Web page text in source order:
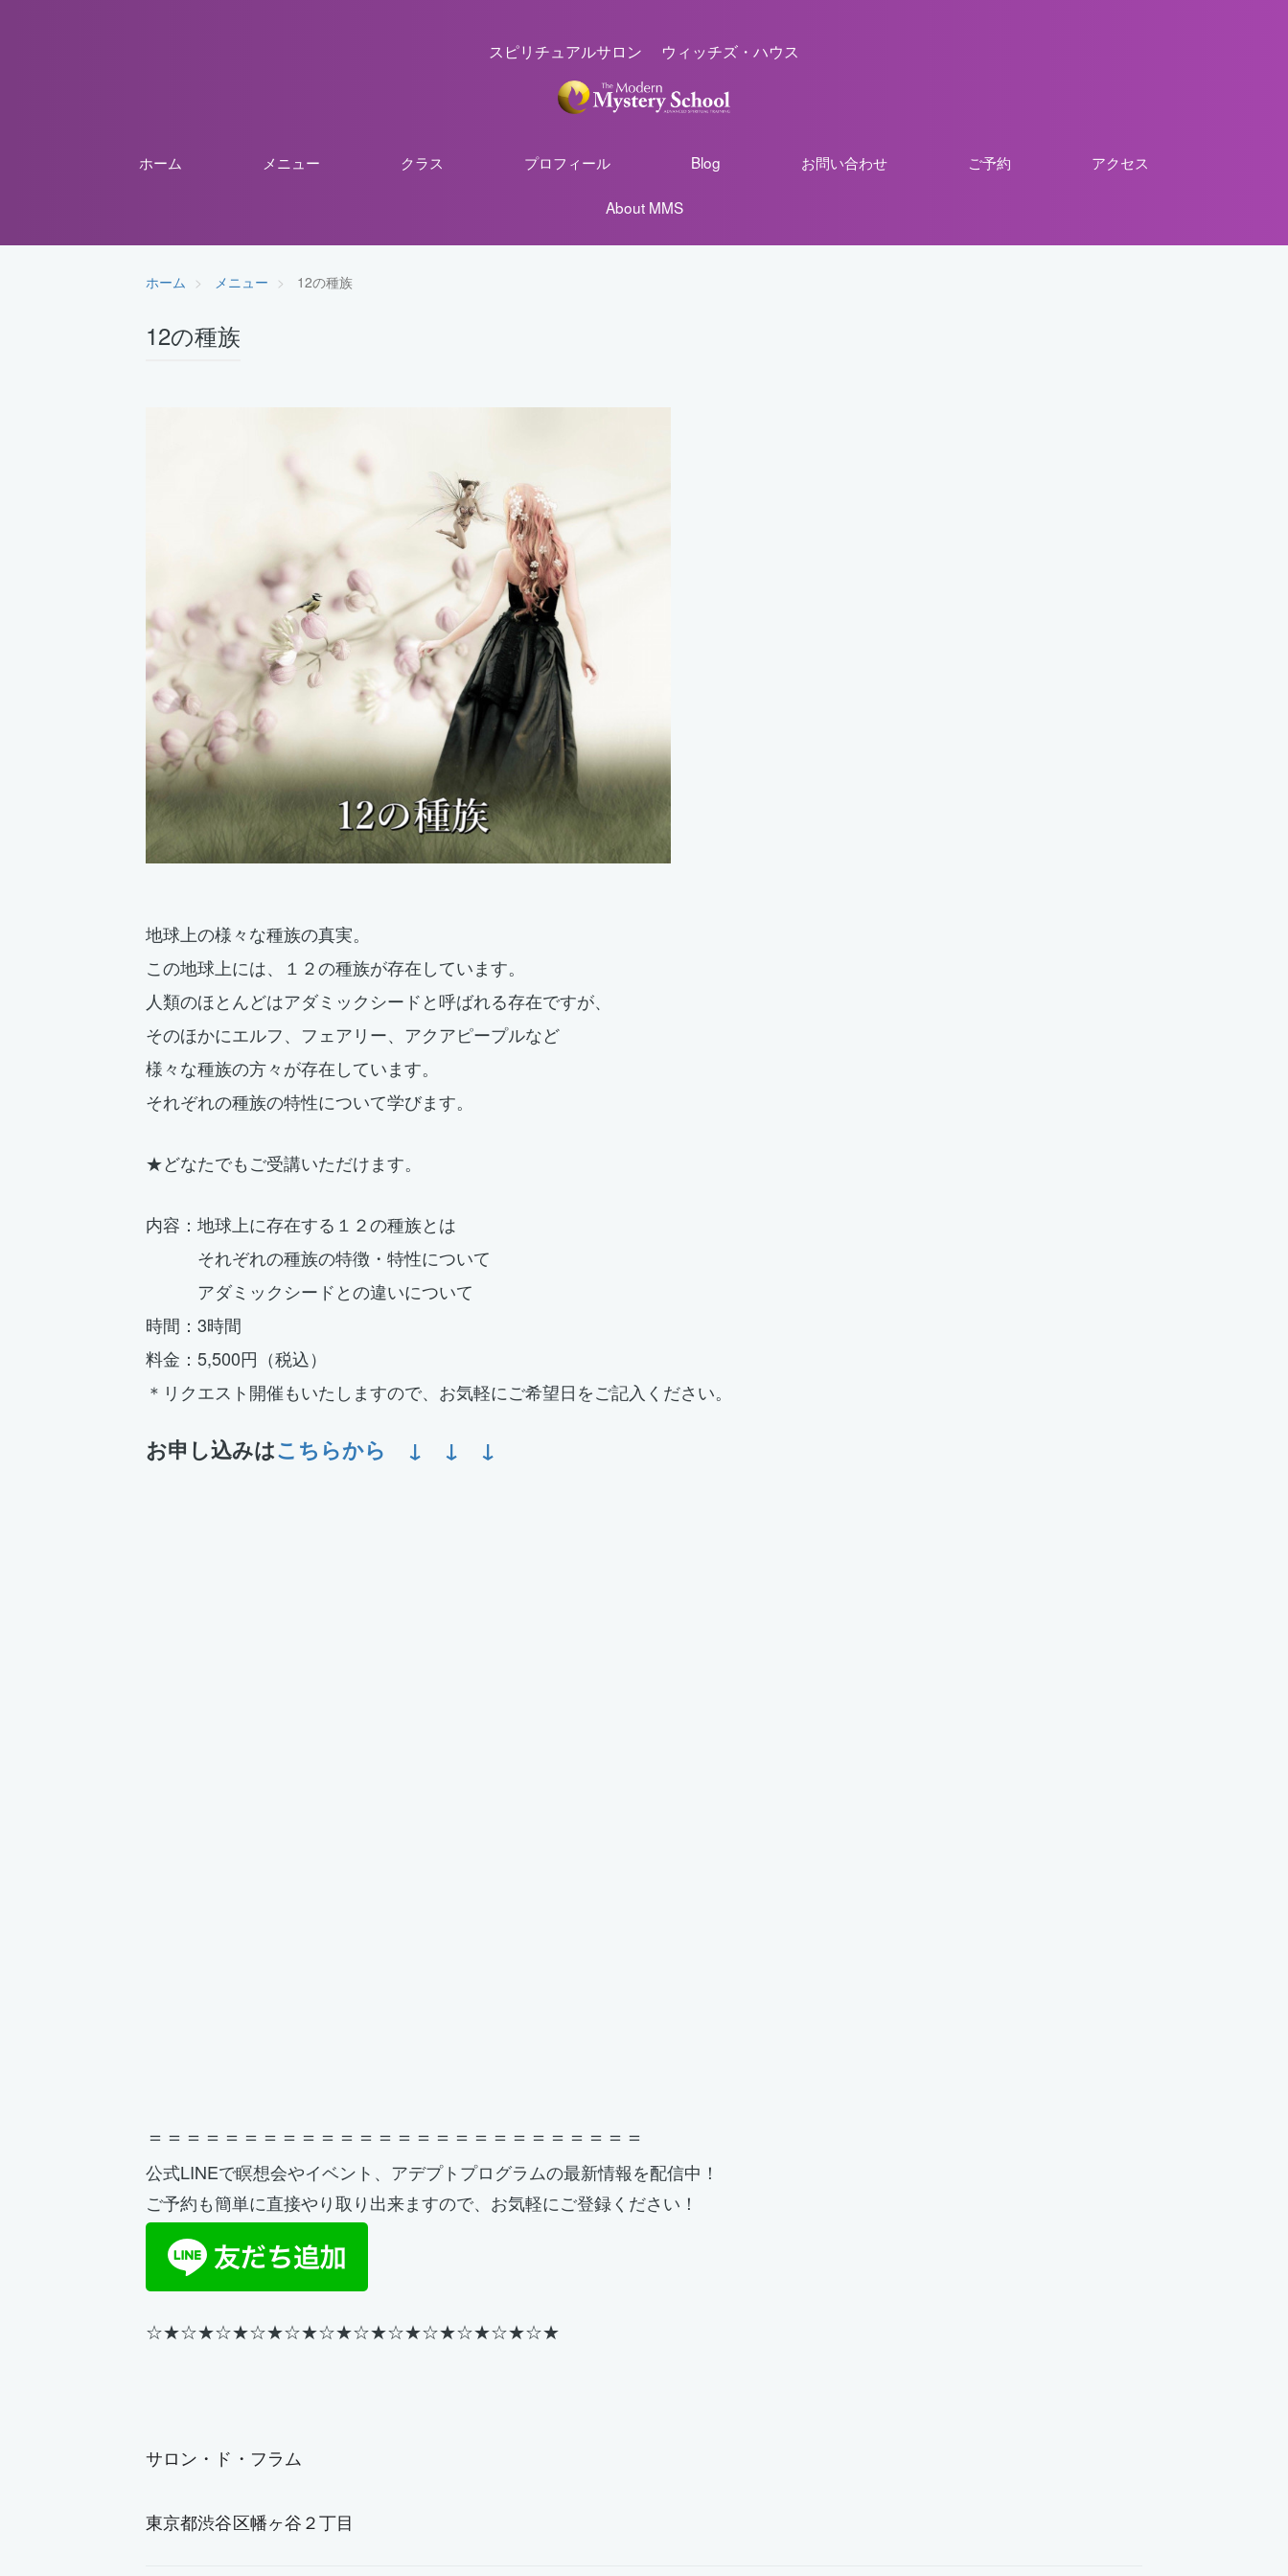
スピリチュアルサロン ウィッチズ・ハウス
ホーム メニュー クラス プロフィール Blog お問い合わせ ご予約 アクセス
About MMS
ホーム メニュー 12の種族
12の種族
地球上の様々な種族の真実。
この地球上には、１２の種族が存在しています。
人類のほとんどはアダミックシードと呼ばれる存在ですが、
そのほかにエルフ、フェアリー、アクアピープルなど
様々な種族の方々が存在しています。
それぞれの種族の特性について学びます。
★どなたでもご受講いただけます。
内容：地球上に存在する１２の種族とは
それぞれの種族の特徴・特性について
アダミックシードとの違いについて
時間：3時間
料金：5,500円（税込）
＊リクエスト開催もいたしますので、お気軽にご希望日をご記入ください。
お申し込みはこちらから ↓ ↓ ↓
＝＝＝＝＝＝＝＝＝＝＝＝＝＝＝＝＝＝＝＝＝＝＝＝＝＝
公式LINEで瞑想会やイベント、アデプトプログラムの最新情報を配信中！
ご予約も簡単に直接やり取り出来ますので、お気軽にご登録ください！
☆★☆★☆★☆★☆★☆★☆★☆★☆★☆★☆★☆★
サロン・ド・フラム
東京都渋谷区幡ヶ谷２丁目